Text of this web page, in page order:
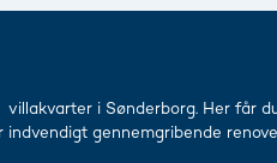
i Sønderborg. Her får
gennemgribende